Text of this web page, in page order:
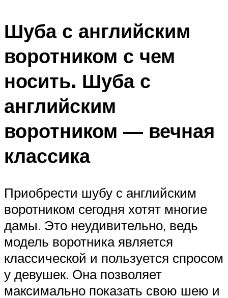
Шуба с английским
воротником с чем
носить. Шуба с
английским
воротником — вечная
классика
Приобрести шубу с английским
воротником сегодня хотят многие
дамы. Это неудивительно, ведь
модель воротника является
классической и пользуется спросом
у девушек. Она позволяет
максимально показать свою шею и